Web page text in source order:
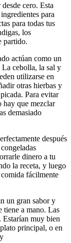
cero. Esta
para
para todas tus
los
partido.
actúan como un
La cebolla, la sal y
utilizarse en
otras hierbas y
Para evitar
hay que mezclar
demasiado
después
dinero a tu
la receta, y luego
fácilmente
un gran sabor y
tiene a mano. Las
Estarían muy bien
principal, o en